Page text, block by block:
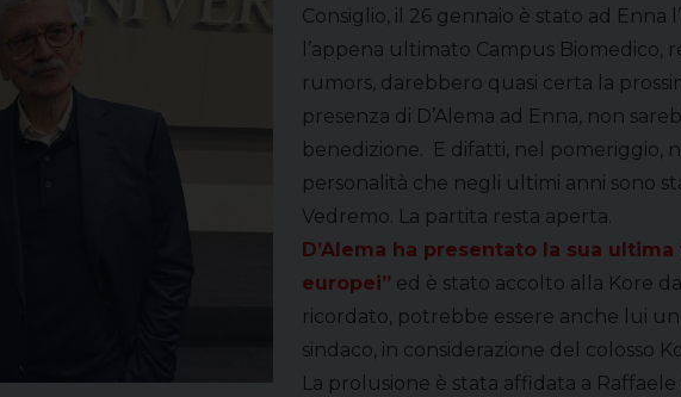
Consiglio, il 26 gennaio è stato ad
l’appena ultimato Campus Biomedico,
rumors, darebbero quasi certa la
presenza di D’Alema ad Enna, non
benedizione. E difatti, nel pomeriggio,
personalità che negli ultimi anni sono
Vedremo. La partita resta aperta.
D’Alema ha presentato la sua
europei” ed è stato accolto alla Kore
ricordato, potrebbe essere anche lui
sindaco, in considerazione del colosso
La prolusione è stata affidata a